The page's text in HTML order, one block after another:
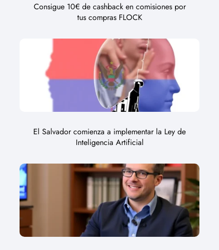
Consigue 10€ de cashback en comisiones por
tus compras FLOCK
El Salvador comienza a implementar la Ley de
Inteligencia Artificial